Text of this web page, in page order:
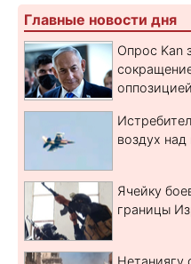
Главные новости дня
Опрос Kan
оппозицией
воздух
Ячейку
границы
Нетаниягу